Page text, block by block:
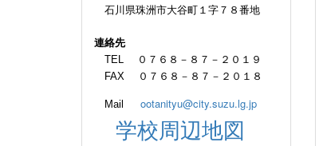
石川県珠洲市大谷町１字７８番地
連絡先
TEL ０７６８－８７－２０１９
FAX ０７６８－８７－２０１８
Mail ootanityu@city.suzu.lg.jp
学校周辺地図